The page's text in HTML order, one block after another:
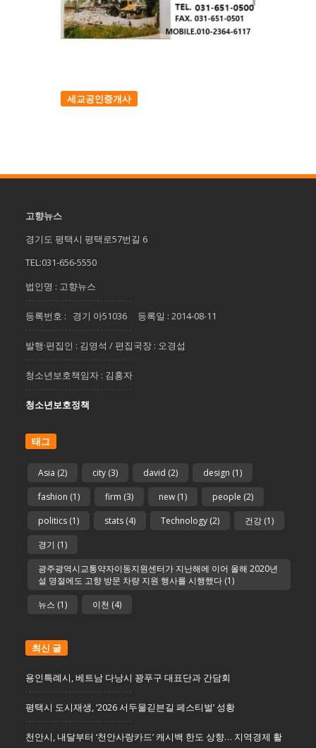
세교공인중개사
고향뉴스
경기도 평택시 평택로57번길 6
TEL:031-656-5550
법인명 : 고향뉴스
등록번호 : 경기 아51036 등록일 : 2014-08-11
발행·편집인 : 김영석 / 편집국장 : 오경섭
청소년보호책임자 : 김홍자
청소년보호정책
태그
Asia (2) city (3) david (2) design (1)
fashion (1) firm (3) new (1) people (2)
politics (1) stats (4) Technology (2) 건강 (1)
경기 (1)
광주광역시교통약자이동지원센터가 지난해에 이어 올해 2020년
설 명절에도 고향 방문 차량 지원 행사를 시행했다 (1)
뉴스 (1) 이천 (4)
최신 글
용인특례시, 베트남 다낭시 꽝푸구 대표단과 간담회
평택시 도시재생, ‘2026 서두물긷븐길 페스티벌’ 성황
천안시, 내달부터 ‘천안사랑카드’ 캐시백 한도 상향… 지역경제 활